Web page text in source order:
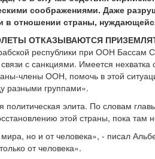
соображениями. Даже
в отношении страны,
ОТКАЗЫВАЮТСЯ
республики при ООН Бассам
с санкциями. Имеется
члены ООН, помочь в этой
разными группами».
политическая элита. По словам
этой страны, пока там
мира, но и от человека», - писал
от человека».